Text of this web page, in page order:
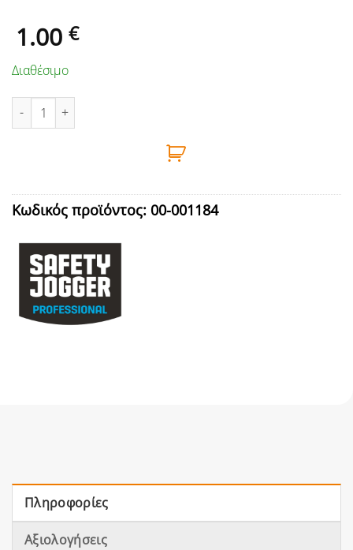
1.00 €
Διαθέσιμο
ΓΑΝΤΙΑ ΠΟΛΥΕΣΤΕΡΑ No8 SAFETY JOGGER SUPERPRO ποσότητα
Κωδικός προϊόντος: 00-001184
Πληροφορίες
Αξιολογήσεις